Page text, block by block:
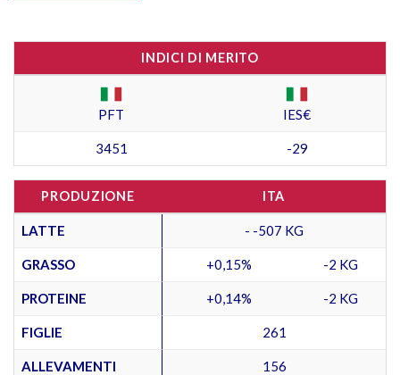
INDICI DI MERITO
PFT IES€
3451 -29
PRODUZIONE ITA
LATTE - -507 KG
GRASSO +0,15% -2 KG
PROTEINE +0,14% -2 KG
FIGLIE 261
ALLEVAMENTI 156